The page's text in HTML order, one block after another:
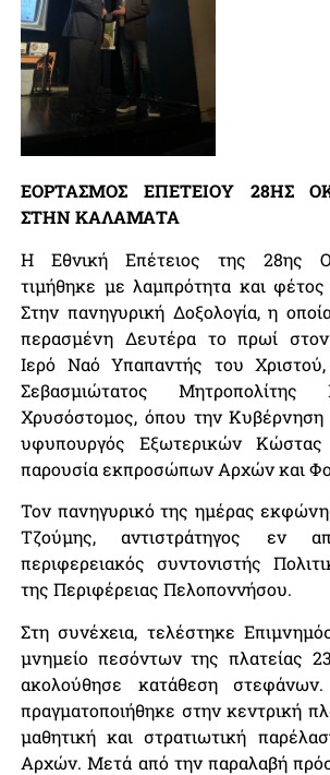
ΕΟΡΤΑΣΜΟΣ ΕΠΕΤΕΙΟΥ 28ΗΣ
ΣΤΗΝ ΚΑΛΑΜΑΤΑ
Η Εθνική Επέτειος της 28ης
τιμήθηκε με λαμπρότητα και
Στην πανηγυρική Δοξολογία, η
περασμένη Δευτέρα το πρωί στον
Ιερό Ναό Υπαπαντής του
Σεβασμιώτατος
Χρυσόστομος, όπου την
υφυπουργός Εξωτερικών Κώστας
παρουσία εκπροσώπων Αρχών και
Τον πανηγυρικό της ημέρας
Τζούμης, αντιστράτηγος εν
περιφερειακός συντονιστής
της Περιφέρειας Πελοποννήσου.
Στη συνέχεια, τελέστηκε
μνημείο πεσόντων της πλατείας
ακολούθησε κατάθεση
πραγματοποιήθηκε στην κεντρική
μαθητική και στρατιωτική
Αρχών. Μετά από την παραλαβή